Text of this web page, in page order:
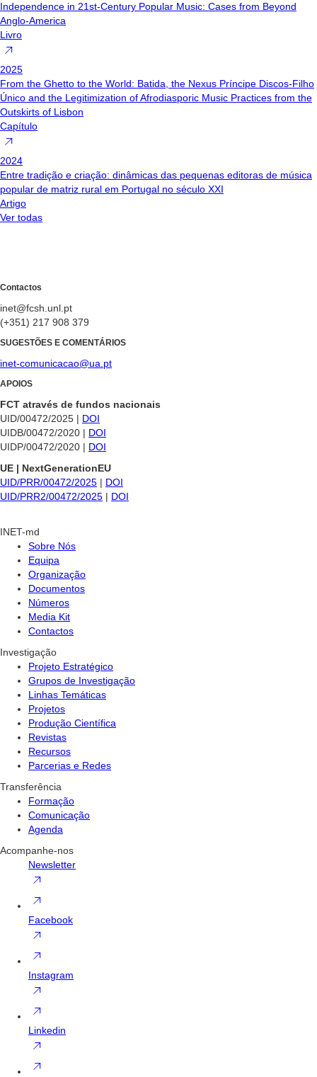
Independence in 21st-Century Popular Music: Cases from Beyond
Anglo-America
Livro
2025
From the Ghetto to the World: Batida, the Nexus Príncipe Discos-Filho
Único and the Legitimization of Afrodiasporic Music Practices from the
Outskirts of Lisbon
Capítulo
2024
Entre tradição e criação: dinâmicas das pequenas editoras de música
popular de matriz rural em Portugal no século XXI
Artigo
Ver todas
Contactos
inet@fcsh.unl.pt
(+351) 217 908 379
SUGESTÕES E COMENTÁRIOS
inet-comunicacao@ua.pt
APOIOS
FCT através de fundos nacionais
UID/00472/2025 | DOI
UIDB/00472/2020 | DOI
UIDP/00472/2020 | DOI
UE | NextGenerationEU
UID/PRR/00472/2025 | DOI
UID/PRR2/00472/2025 | DOI
INET-md
Sobre Nós
Equipa
Organização
Documentos
Números
Media Kit
Contactos
Investigação
Projeto Estratégico
Grupos de Investigação
Linhas Temáticas
Projetos
Produção Científica
Revistas
Recursos
Parcerias e Redes
Transferência
Formação
Comunicação
Agenda
Acompanhe-nos
Newsletter
Facebook
Instagram
Linkedin